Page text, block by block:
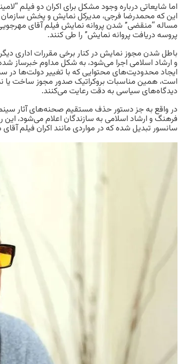
اما شایعاتی درباره وجود مشکل برای اکران دو فیلم
این که محمدرضا فرجی، مدیرکل نمایش و پخش
مساله “منقضی” شدن پروانه نمایش فیلم آقای مهرجویی
پروسه دریافت پروانه نمایش” را طی کنند.
باطل شدن مجوز نمایش در کنار برخی مقررات اداری
و ارشاد اسلامی اجرا می‌شود، به شکل مداوم
ایجاد محدودیت‌های محتوایی که با تغییر دولت‌ها در
است، همین مناسبات بروکراتیک صدور مجوز ساخت
دیدگاه‌های سیاسی به دقت رعایت می‌کنند.
در واقع به جز دستور حذف مستقیم صحنه‌های آثار
فرهنگ و ارشاد اسلامی به سازندگان اعلام می‌شود،
سانسور تبدیل شده که در مواردی مانند اکران فیلم